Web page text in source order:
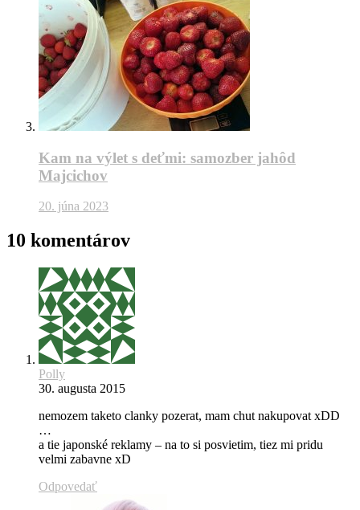
Kam na výlet s deťmi: samozber jahôd
Majcichov
20. júna 2023
10 komentárov
Polly
30. augusta 2015
nemozem taketo clanky pozerat, mam chut nakupovat xDD
…
a tie japonské reklamy – na to si posvietim, tiez mi pridu
velmi zabavne xD
Odpovedať